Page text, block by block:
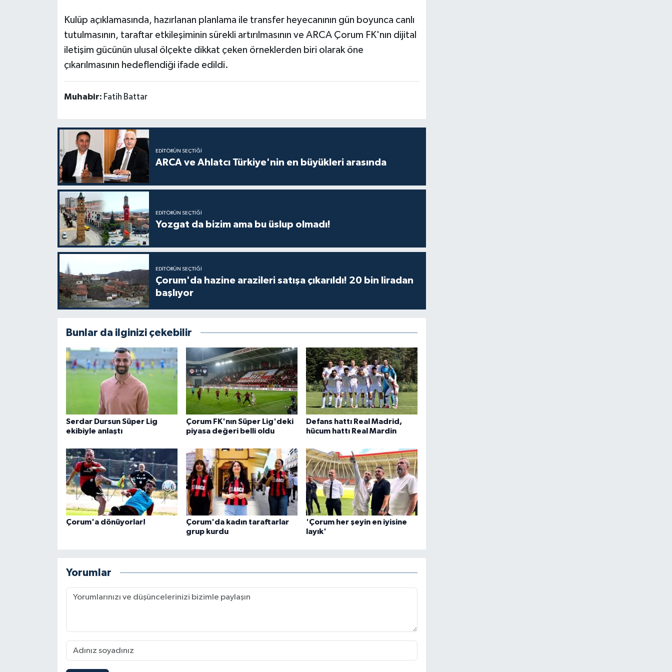
Kulüp açıklamasında, hazırlanan planlama ile transfer heyecanının gün boyunca canlı
tutulmasının, taraftar etkileşiminin sürekli artırılmasının ve ARCA Çorum FK'nın dijital
iletişim gücünün ulusal ölçekte dikkat çeken örneklerden biri olarak öne
çıkarılmasının hedeflendiği ifade edildi.
Muhabir: Fatih Battar
EDITÖRÜN SEÇTIĞI
ARCA ve Ahlatcı Türkiye'nin en büyükleri arasında
EDITÖRÜN SEÇTIĞI
Yozgat da bizim ama bu üslup olmadı!
EDITÖRÜN SEÇTIĞI
Çorum'da hazine arazileri satışa çıkarıldı! 20 bin liradan
başlıyor
Bunlar da ilginizi çekebilir
Serdar Dursun Süper Lig
ekibiyle anlaştı
Çorum FK'nın Süper Lig'deki
piyasa değeri belli oldu
Defans hattı Real Madrid,
hücum hattı Real Mardin
Çorum'a dönüyorlar!
Çorum'da kadın taraftarlar
grup kurdu
'Çorum her şeyin en iyisine
layık'
Yorumlar